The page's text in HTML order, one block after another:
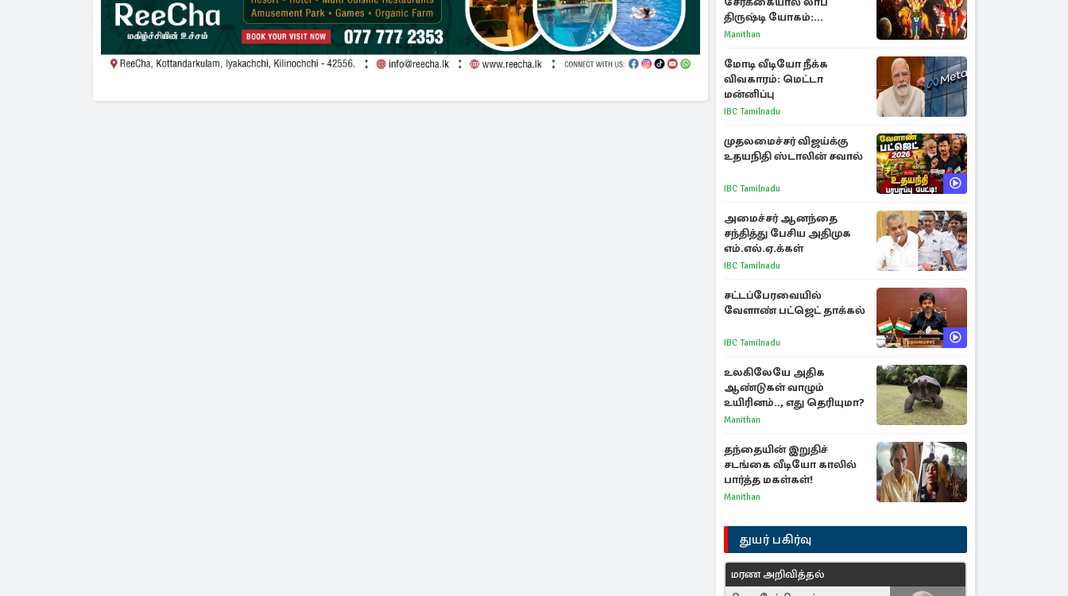
திருஷ்டி யோகம்:
அதிர்ஷ்டம் பெறும் டாப் 3
Manithan
மோடி வீடியோ நீக்க
விவகாரம்: மெட்டா
மன்னிப்பு
IBC Tamilnadu
முதலமைச்சர் விஜய்க்கு
உதயநிதி ஸ்டாலின் சவால்
IBC Tamilnadu
அமைச்சர் ஆனந்தை
சந்தித்து பேசிய அதிமுக
எம்.எல்.ஏ.க்கள்
IBC Tamilnadu
சட்டப்பேரவையில்
வேளாண் பட்ஜெட் தாக்கல்
IBC Tamilnadu
உலகிலேயே அதிக
ஆண்டுகள் வாழும்
உயிரினம்.., எது தெரியுமா?
Manithan
தந்தையின் இறுதிச்
சடங்கை வீடியோ காலில்
பார்த்த மகள்கள்!
Manithan
துயர் பகிர்வு
மரண அறிவித்தல்